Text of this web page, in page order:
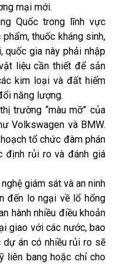
mại mới.
Quốc trong lĩnh vực
thuốc kháng sinh,
quốc gia này phải nhập
liệu cần thiết để sản
kim loại và đất hiếm
năng lượng.
trường “màu mỡ” của
Volkswagen và BMW.
tổ chức đàm phán
định rủi ro và đánh giá
giám sát và an ninh
đến lo ngại về lổ hổng
hành nhiều điều khoản
giao với các nước, bao
dự án có nhiều rủi ro sẽ
liên bang hoặc chỉ cho